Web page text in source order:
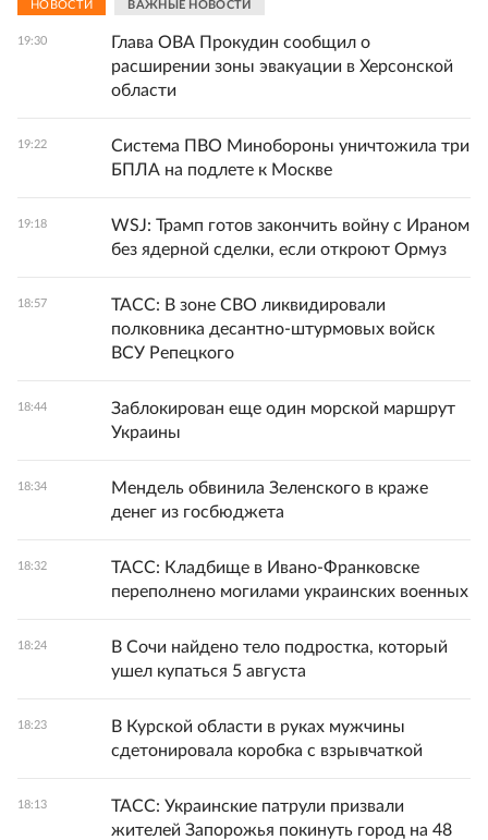
НОВОСТИ ВАЖНЫЕ НОВОСТИ
19:30
Глава ОВА Прокудин сообщил о
расширении зоны эвакуации в Херсонской
области
19:22
Система ПВО Минобороны уничтожила три
БПЛА на подлете к Москве
19:18
WSJ: Трамп готов закончить войну с Ираном
без ядерной сделки, если откроют Ормуз
18:57
ТАСС: В зоне СВО ликвидировали
полковника десантно-штурмовых войск
ВСУ Репецкого
18:44
Заблокирован еще один морской маршрут
Украины
18:34
Мендель обвинила Зеленского в краже
денег из госбюджета
18:32
ТАСС: Кладбище в Ивано-Франковске
переполнено могилами украинских военных
18:24
В Сочи найдено тело подростка, который
ушел купаться 5 августа
18:23
В Курской области в руках мужчины
сдетонировала коробка с взрывчаткой
18:13
ТАСС: Украинские патрули призвали
жителей Запорожья покинуть город на 48